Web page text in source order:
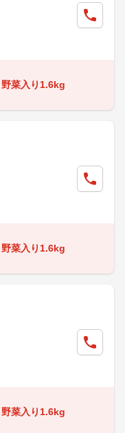
菜入り1.6kg
菜入り1.6kg
菜入り1.6kg